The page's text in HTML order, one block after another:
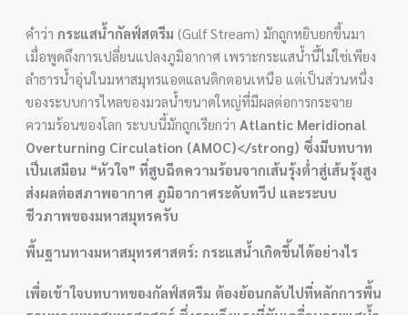
คำว่ากระแสน้ำกัลฟ์สตรีม (Gulf Stream) มักถูกหยิบยกขึ้นมา
เมื่อพูดถึงการเปลี่ยนแปลงภูมิอากาศ เพราะกระแสน้ำนี้ไม่ใช่เพียง
ลำธารน้ำอุ่นในมหาสมุทรแอตแลนติกตอนเหนือ แต่เป็นส่วนหนึ่ง
ของระบบการไหลของมวลน้ำขนาดใหญ่ที่มีผลต่อการกระจาย
ความร้อนของโลก ระบบนี้มักถูกเรียกว่าAtlantic Meridional
Overturning Circulation (AMOC)</strong) ซึ่งมีบทบาท
เป็นเสมือน “หัวใจ” ที่สูบฉีดความร้อนจากเส้นรุ้งต่ำสู่เส้นรุ้งสูง
ส่งผลต่อสภาพอากาศ ภูมิอากาศระดับทวีป และระบบ
ชีวภาพของมหาสมุทรครับ
พื้นฐานทางมหาสมุทรศาสตร์: กระแสน้ำเกิดขึ้นได้อย่างไร
เพื่อเข้าใจบทบาทของกัลฟ์สตรีม ต้องย้อนกลับไปที่หลักการพื้น